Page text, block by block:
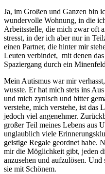
Ja, im Großen und Ganzen bin
wundervolle Wohnung, in die
Arbeitsstelle, die mich zwar oft
stresst, in der ich aber nur in
einen Partner, die hinter mir
Leuten verbindet, mit denen
Spaziergang durch ein
Mein Autismus war mir
wusste. Er hat mich stets ins
und mich zynisch und bitter
verstehe, mich verstehe, ist das
jedoch viel angenehmer.
großer Teil meines Lebens aus
unglaublich viele
geistige Regale geordnet habe.
mir die Möglichkeit gibt, jeden
anzusehen und aufzulösen.
sie mit Schönem.